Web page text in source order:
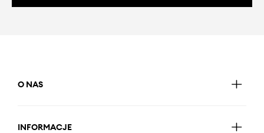
O NAS
INFORMACJE